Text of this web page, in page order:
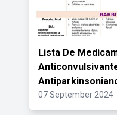
Lista De
07 September 2024